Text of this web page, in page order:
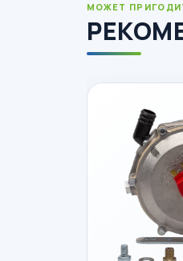
МОЖЕТ